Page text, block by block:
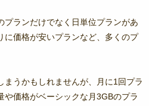
プランだけでなく日単位プランがあ
に価格が安いプランなど、多くのプ
まうかもしれませんが、月に1回プラ
や価格がベーシックな月3GBのプラ